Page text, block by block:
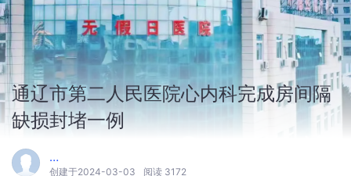
通辽市第二人民医院心内科完成房间隔
缺损封堵一例
…
创建于2024-03-03 阅读 3172